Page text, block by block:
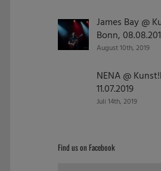
James Bay @
Bonn,
August 10th, 2019
NENA @
11.07.2019
Juli 14th, 2019
Find us on Facebook